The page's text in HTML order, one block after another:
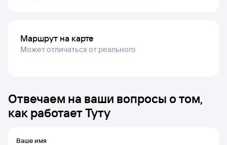
Маршрут на карте
Может отличаться от реального
Отвечаем на ваши вопросы о том,
как работает Туту
Ваше имя